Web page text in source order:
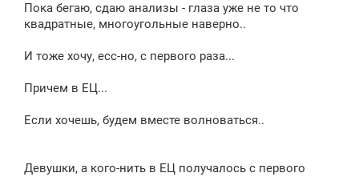
Пока бегаю, сдаю анализы - глаза уже не то что
квадратные, многоугольные наверно..
И тоже хочу, есс-но, с первого раза...
Причем в ЕЦ...
Если хочешь, будем вместе волноваться..
Девушки, а кого-нить в ЕЦ получалось с первого